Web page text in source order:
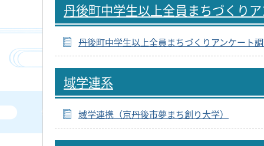
丹後町中学生以上全員まちづくり
丹後町中学生以上全員まちづくりアンケート
域学連系
域学連携（京丹後市夢まち創り大学）